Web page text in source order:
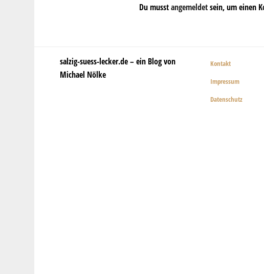
Du musstangemeldetsein, um einen
salzig-suess-lecker.de – ein Blog von
Michael Nölke
Kontakt
Impressum
Datenschutz